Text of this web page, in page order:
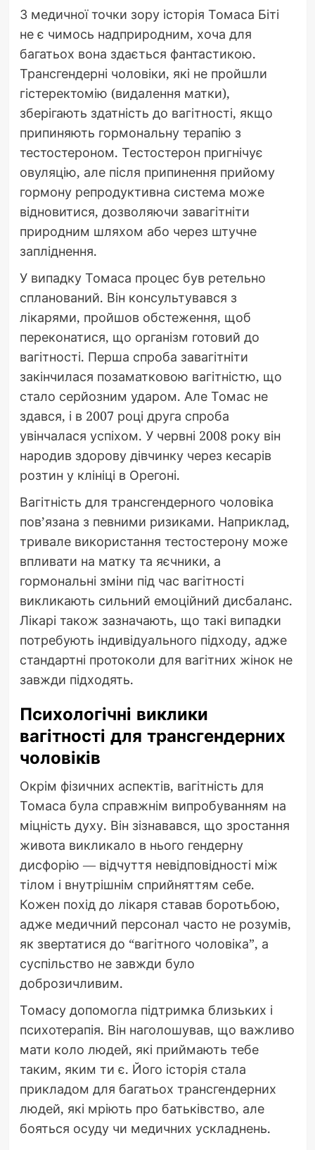
З медичної точки зору історія Томаса Біті
не є чимось надприродним, хоча для
багатьох вона здається фантастикою.
Трансгендерні чоловіки, які не пройшли
гістеректомію (видалення матки),
зберігають здатність до вагітності, якщо
припиняють гормональну терапію з
тестостероном. Тестостерон пригнічує
овуляцію, але після припинення прийому
гормону репродуктивна система може
відновитися, дозволяючи завагітніти
природним шляхом або через штучне
запліднення.
У випадку Томаса процес був ретельно
спланований. Він консультувався з
лікарями, пройшов обстеження, щоб
переконатися, що організм готовий до
вагітності. Перша спроба завагітніти
закінчилася позаматковою вагітністю, що
стало серйозним ударом. Але Томас не
здався, і в 2007 році друга спроба
увінчалася успіхом. У червні 2008 року він
народив здорову дівчинку через кесарів
розтин у клініці в Орегоні.
Вагітність для трансгендерного чоловіка
пов’язана з певними ризиками. Наприклад,
тривале використання тестостерону може
впливати на матку та яєчники, а
гормональні зміни під час вагітності
викликають сильний емоційний дисбаланс.
Лікарі також зазначають, що такі випадки
потребують індивідуального підходу, адже
стандартні протоколи для вагітних жінок не
завжди підходять.
Психологічні виклики
вагітності для трансгендерних
чоловіків
Окрім фізичних аспектів, вагітність для
Томаса була справжнім випробуванням на
міцність духу. Він зізнавався, що зростання
живота викликало в нього гендерну
дисфорію — відчуття невідповідності між
тілом і внутрішнім сприйняттям себе.
Кожен похід до лікаря ставав боротьбою,
адже медичний персонал часто не розумів,
як звертатися до “вагітного чоловіка”, а
суспільство не завжди було
доброзичливим.
Томасу допомогла підтримка близьких і
психотерапія. Він наголошував, що важливо
мати коло людей, які приймають тебе
таким, яким ти є. Його історія стала
прикладом для багатьох трансгендерних
людей, які мріють про батьківство, але
бояться осуду чи медичних ускладнень.